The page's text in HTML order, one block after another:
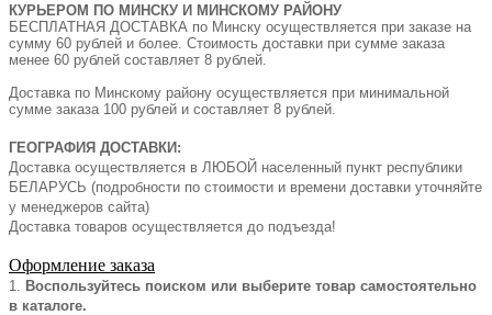
КУРЬЕРОМ ПО МИНСКУ И МИНСКОМУ РАЙОНУ
БЕСПЛАТНАЯ ДОСТАВКА по Минску осуществляется при заказе на
сумму 60 рублей и более. Стоимость доставки при сумме заказа
менее 60 рублей составляет 8 рублей.
Доставка по Минскому району осуществляется при минимальной
сумме заказа 100 рублей и составляет 8 рублей.
ГЕОГРАФИЯ ДОСТАВКИ:
Доставка осуществляется в ЛЮБОЙ населенный пункт республики
БЕЛАРУСЬ (подробности по стоимости и времени доставки уточняйте
у менеджеров сайта)
Доставка товаров осуществляется до подъезда!
Оформление заказа
1.
Воспользуйтесь поиском или выберите товар самостоятельно
в каталоге.